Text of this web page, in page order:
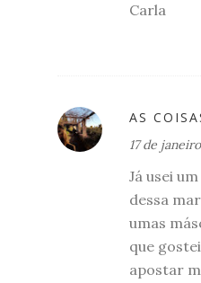
Carla
AS
17 de
Já usei
dessa
umas
que
apostar